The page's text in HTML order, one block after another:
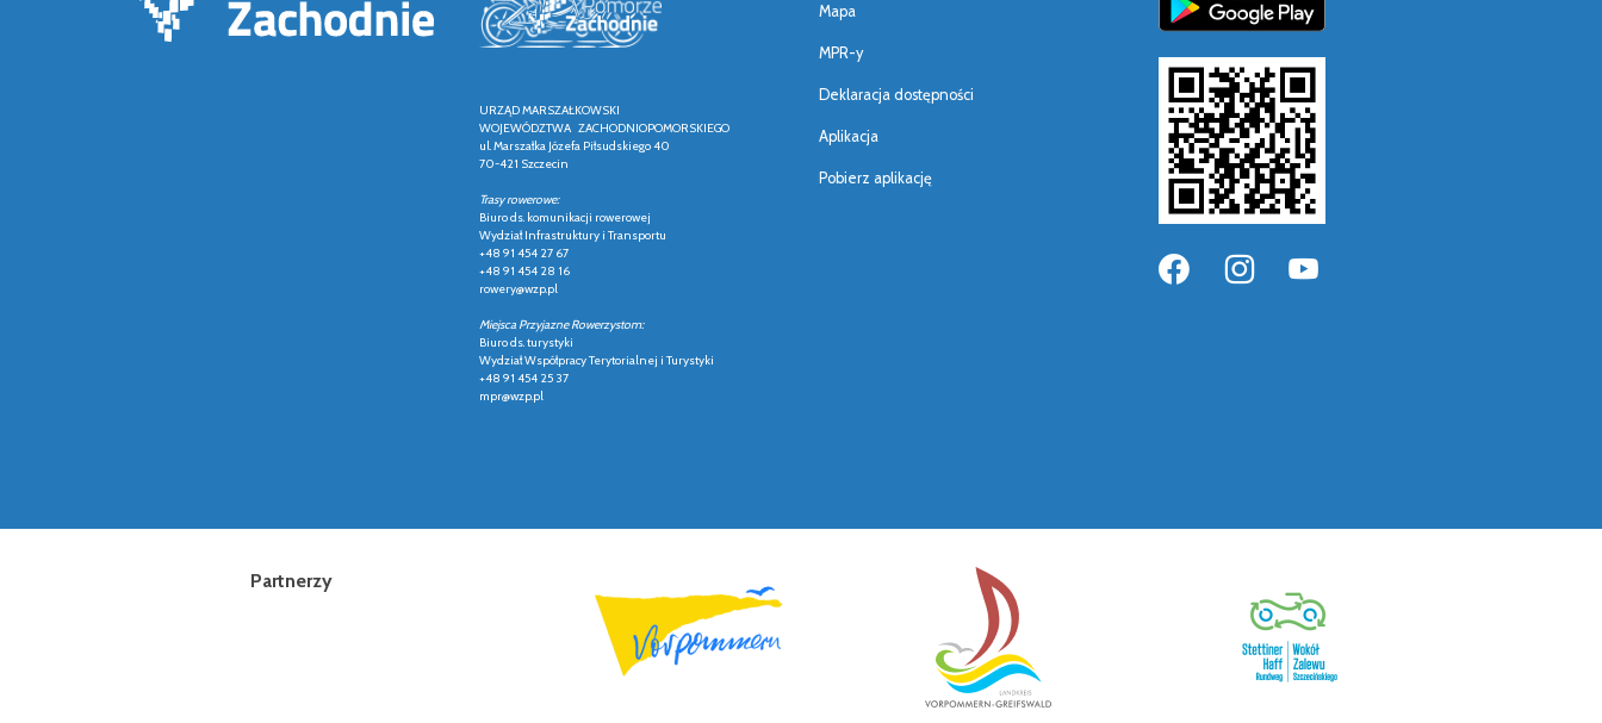
URZĄD MARSZAŁKOWSKI
WOJEWÓDZTWA ZACHODNIOPOMORSKIEGO
ul. Marszałka Józefa Piłsudskiego 40
70-421 Szczecin
Trasy rowerowe:
Biuro ds. komunikacji rowerowej
Wydział Infrastruktury i Transportu
+48 91 454 27 67
+48 91 454 28 16
rowery@wzp.pl
Miejsca Przyjazne Rowerzystom:
Biuro ds. turystyki
Wydział Współpracy Terytorialnej i Turystyki
+48 91 454 25 37
mpr@wzp.pl
Mapa
MPR-y
Deklaracja dostępności
Aplikacja
Pobierz aplikację
Partnerzy